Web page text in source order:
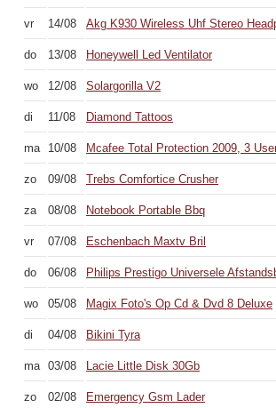
vr 14/08 Akg K930 Wireless Uhf Stereo
do 13/08 Honeywell Led Ventilator
wo 12/08 Solargorilla V2
di 11/08 Diamond Tattoos
ma 10/08 Mcafee Total Protection 2009, 3
zo 09/08 Trebs Comfortice Crusher
za 08/08 Notebook Portable Bbq
vr 07/08 Eschenbach Maxtv Bril
do 06/08 Philips Prestigo Universele
wo 05/08 Magix Foto's Op Cd & Dvd 8 Deluxe
di 04/08 Bikini Tyra
ma 03/08 Lacie Little Disk 30Gb
zo 02/08 Emergency Gsm Lader